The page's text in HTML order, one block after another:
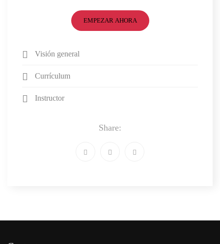
EMPEZAR AHORA
Visión general
Currículum
Instructor
Share: